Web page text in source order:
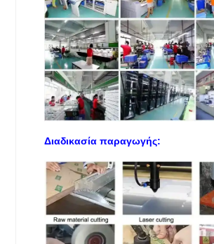
Διαδικασία παραγωγής: